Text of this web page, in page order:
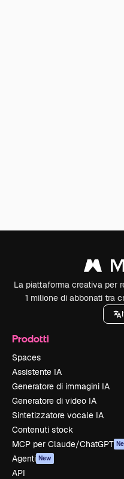
La piattaforma creativa per
1 milione di abbonati tra
Prodotti
Spaces
Assistente IA
Generatore di immagini IA
Generatore di video IA
Sintetizzatore vocale IA
Contenuti stock
MCP per Claude/ChatGPT
Agenti New
API